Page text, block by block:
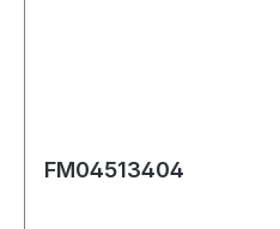
FM04513404